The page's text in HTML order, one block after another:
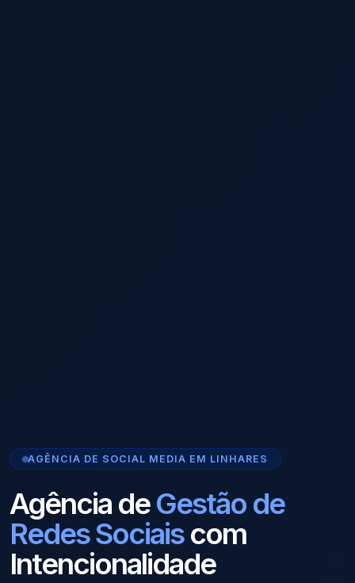
AGÊNCIA DE SOCIAL MEDIA EM LINHARES
Agência deGestão de
Redes Sociaiscom
Intencionalidade